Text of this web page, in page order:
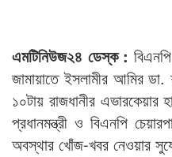
এমটিনিউজ২৪ ডেস্ক :
জামায়াতে ইসলামীর আমির
১০টায় রাজধানীর এভারকেয়ার
প্রধানমন্ত্রী ও বিএনপি
অবস্থার খোঁজ-খবর নেওয়ার